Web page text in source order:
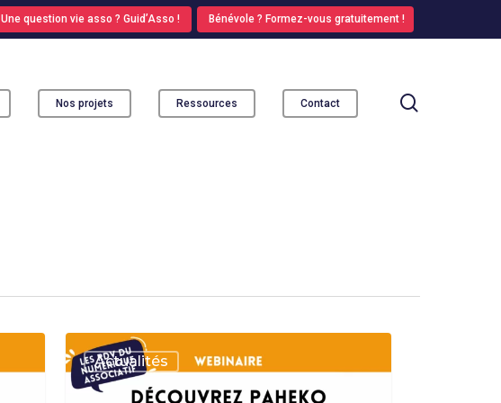
Une question vie asso ? Guid’Asso ! Bénévole ? Formez-vous gratuitement !
Nos projets Ressources Contact
Découvrez
Paheko
Actualités